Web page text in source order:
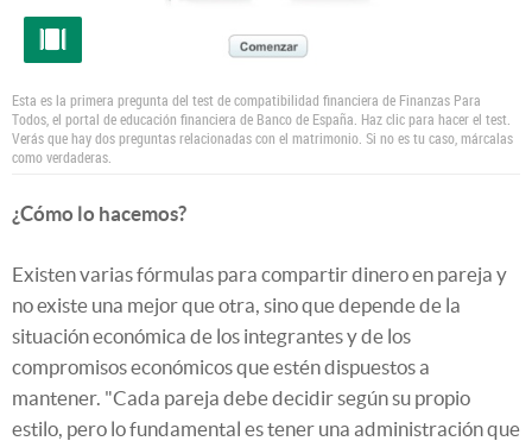
Esta es la primera pregunta del test de compatibilidad financiera de Finanzas Para
Todos, el portal de educación financiera de Banco de España. Haz clic para hacer el test.
Verás que hay dos preguntas relacionadas con el matrimonio. Si no es tu caso, márcalas
como verdaderas.
¿Cómo lo hacemos?
Existen varias fórmulas para compartir dinero en pareja y
no existe una mejor que otra, sino que depende de la
situación económica de los integrantes y de los
compromisos económicos que estén dispuestos a
mantener. "Cada pareja debe decidir según su propio
estilo, pero lo fundamental es tener una administración que